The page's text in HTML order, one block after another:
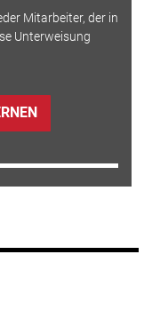
Mitarbeiter, der in
Unterweisung